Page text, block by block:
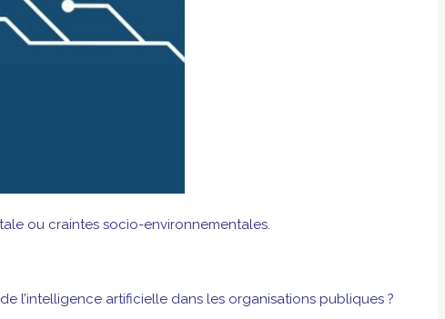
ou craintes socio-environnementales.
l’intelligence artificielle dans les organisations publiques ?